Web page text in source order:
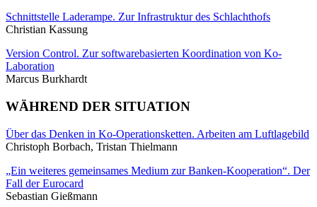
Schnittstelle Laderampe. Zur Infrastruktur des Schlachthofs
Christian Kassung
Version Control. Zur softwarebasierten Koordination von Ko-
Laboration
Marcus Burkhardt
WÄHREND DER SITUATION
Über das Denken in Ko-Operationsketten. Arbeiten am Luftlagebild
Christoph Borbach, Tristan Thielmann
„Ein weiteres gemeinsames Medium zur Banken-Kooperation“. Der
Fall der Eurocard
Sebastian Gießmann